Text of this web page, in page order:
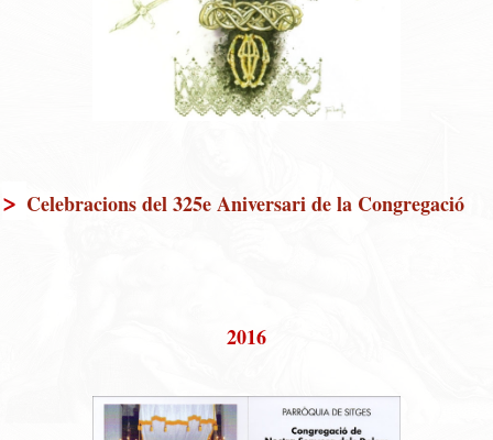
> Celebracions del 325e Aniversari de la Congregació
2016